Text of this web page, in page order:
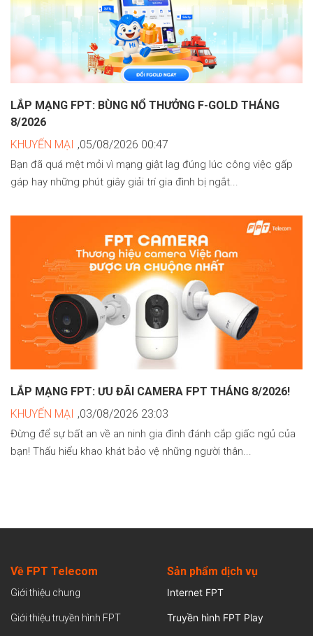
LẮP MẠNG FPT: BÙNG NỔ THƯỞNG F-GOLD THÁNG
8/2026
KHUYẾN MẠI ,05/08/2026 00:47
Bạn đã quá mệt mỏi vì mạng giật lag đúng lúc công việc gấp
gáp hay những phút giây giải trí gia đình bị ngắt...
LẮP MẠNG FPT: ƯU ĐÃI CAMERA FPT THÁNG 8/2026!
KHUYẾN MẠI ,03/08/2026 23:03
Đừng để sự bất an về an ninh gia đình đánh cắp giấc ngủ của
bạn! Thấu hiểu khao khát bảo vệ những người thân...
Về FPT Telecom
Giới thiệu chung
Giới thiệu truyền hình FPT
Sản phẩm dịch vụ
Internet FPT
Truyền hình FPT Play